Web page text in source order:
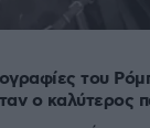
του
ο καλύτερος